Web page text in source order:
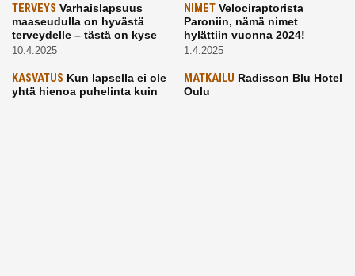
TERVEYS Varhaislapsuus
maaseudulla on hyvästä
terveydelle – tästä on kyse
10.4.2025
NIMETVelociraptorista
Paroniin, nämä nimet
hylättiin vuonna 2024!
1.4.2025
KASVATUS Kun lapsella ei ole
yhtä hienoa puhelinta kuin
MATKAILU Radisson Blu Hotel
Oulu